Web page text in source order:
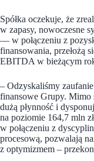
Spółka oczekuje, że
w zapasy, nowoczesne
— w połączeniu z
finansowania, przełożą
EBITDA w bieżącym
– Odzyskaliśmy
finansowe Grupy. Mimo
dużą płynność i
na poziomie 164,7 mln
w połączeniu z
procesową, pozwalają
z optymizmem –